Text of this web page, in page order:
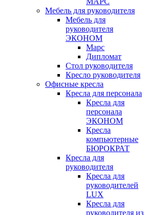
Мебель для руководителя
Мебель для
руководителя
ЭКОНОМ
Марс
Дипломат
Стол руководителя
Кресло руководителя
Офисные кресла
Кресла для персонала
Кресла для
персонала
ЭКОНОМ
Кресла
компьютерные
БЮРОКРАТ
Кресла для
руководителя
Кресла для
руководителей
LUX
Кресла для
руководителя из